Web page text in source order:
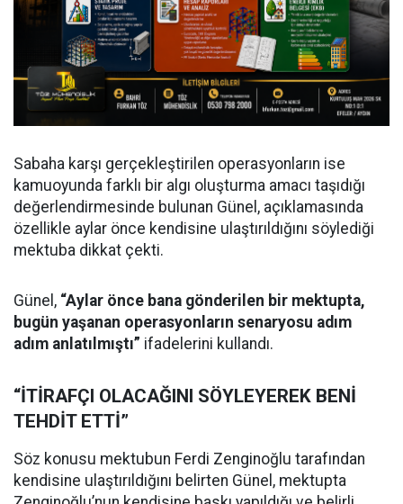
Sabaha karşı gerçekleştirilen operasyonların ise
kamuoyunda farklı bir algı oluşturma amacı taşıdığı
değerlendirmesinde bulunan Günel, açıklamasında
özellikle aylar önce kendisine ulaştırıldığını söylediği
mektuba dikkat çekti.
Günel, “Aylar önce bana gönderilen bir mektupta,
bugün yaşanan operasyonların senaryosu adım
adım anlatılmıştı” ifadelerini kullandı.
“İTİRAFÇI OLACAĞINI SÖYLEYEREK BENİ
TEHDİT ETTİ”
Söz konusu mektubun Ferdi Zenginoğlu tarafından
kendisine ulaştırıldığını belirten Günel, mektupta